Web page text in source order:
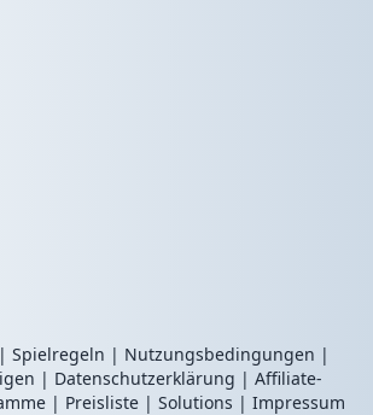
| Spielregeln | Nutzungsbedingungen |
| Datenschutzerklärung | Affiliate-
| Preisliste | Solutions | Impressum